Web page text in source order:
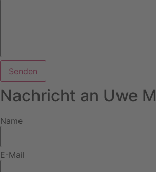
Senden
Nachricht an Uwe
Name
E-Mail